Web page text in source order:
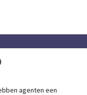
agenten een